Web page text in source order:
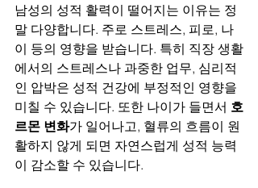
남성의 성적 활력이 떨어지는 이유는 정
말 다양합니다. 주로 스트레스, 피로, 나
이 등의 영향을 받습니다. 특히 직장 생활
에서의 스트레스나 과중한 업무, 심리적
인 압박은 성적 건강에 부정적인 영향을
미칠 수 있습니다. 또한 나이가 들면서 호
르몬 변화가 일어나고, 혈류의 흐름이 원
활하지 않게 되면 자연스럽게 성적 능력
이 감소할 수 있습니다.